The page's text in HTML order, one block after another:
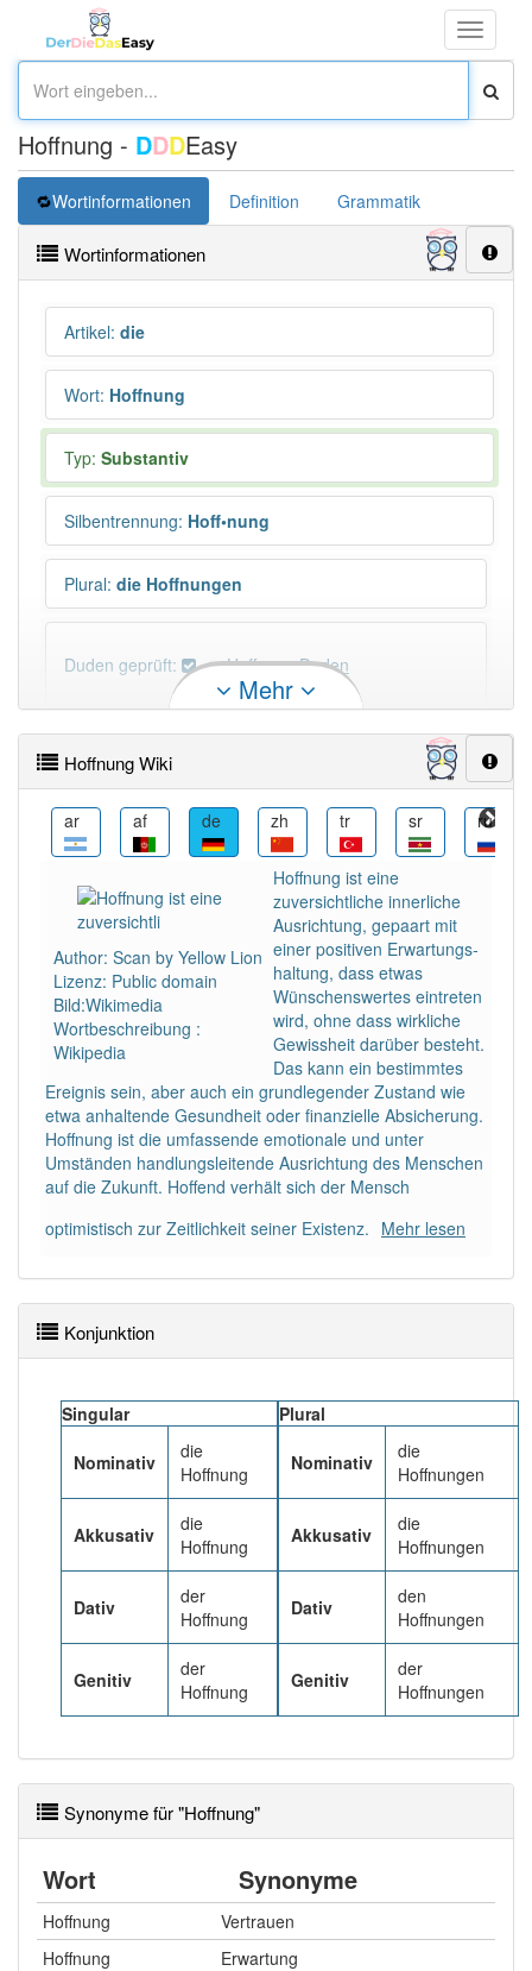
Toggle
Hoffnung - DDDEasy
Wortinformationen Definition Grammatik
Wortinformationen
Artikel: die
Wort: Hoffnung
Typ: Substantiv
Silbentrennung: Hoff•nung
Plural: die Hoffnungen
Duden geprüft: Hoffnung Duden
×
Wörter, die mit "-ung" enden, haben fast immer
Artikel:die.
DER:127Ausnahmen
Beispiele
DAS: 2Ausnahmen Beispiele
PowerIndex:
Häufigkeit: 8 von 10
Wörter mit Endung-hoffnung: 3
Wörter mit Endung-hoffnungaber mit einem
88% unserer Spielapp-Nutzer haben den Artikel
korrekt erraten.
Mehr
Hoffnung Wiki
ar af de zh tr sr ru
Author: Scan by Yellow Lion
Lizenz: Public domain
Bild:Wikimedia
Wortbeschreibung :
Wikipedia
Hoffnung ist eine
zuversichtliche innerliche
Ausrichtung, gepaart mit
einer positiven Erwartungs­
haltung, dass etwas
Wünschenswertes eintreten
wird, ohne dass wirkliche
Gewissheit darüber besteht.
Das kann ein bestimmtes
Ereignis sein, aber auch ein grundlegender Zustand wie
etwa anhaltende Gesundheit oder finanzielle Absicherung.
Hoffnung ist die umfassende emotionale und unter
Umständen handlungsleitende Ausrichtung des Menschen
auf die Zukunft. Hoffend verhält sich der Mensch
optimistisch zur Zeitlichkeit seiner Existenz. Mehr lesen
Konjunktion
Singular
Nominativ
die
Hoffnung
Akkusativ
die
Hoffnung
Dativ
der
Hoffnung
Genitiv
der
Hoffnung
Plural
Nominativ
die
Hoffnungen
Akkusativ
die
Hoffnungen
Dativ
den
Hoffnungen
Genitiv
der
Hoffnungen
Synonyme für "Hoffnung"
Wort Synonyme
Hoffnung
Vertrauen
Hoffnung
Erwartung